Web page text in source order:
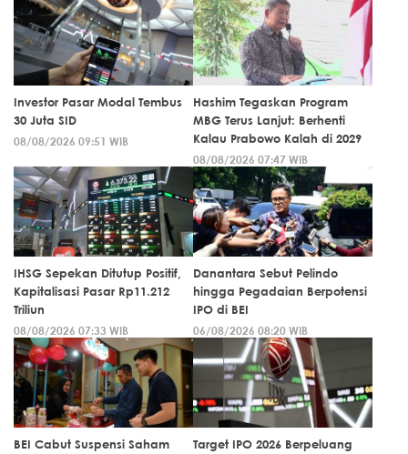
Investor Pasar Modal Tembus
30 Juta SID
08/08/2026 09:51 WIB
Hashim Tegaskan Program
MBG Terus Lanjut: Berhenti
Kalau Prabowo Kalah di 2029
08/08/2026 07:47 WIB
IHSG Sepekan Ditutup Positif,
Kapitalisasi Pasar Rp11.212
Triliun
08/08/2026 07:33 WIB
Danantara Sebut Pelindo
hingga Pegadaian Berpotensi
IPO di BEI
06/08/2026 08:20 WIB
BEI Cabut Suspensi Saham
Target IPO 2026 Berpeluang